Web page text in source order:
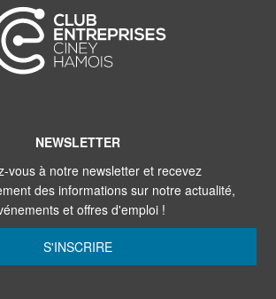
NEWSLETTER
vous à notre newsletter et recevez
des informations sur notre actualité,
et offres d'emploi !
S'INSCRIRE